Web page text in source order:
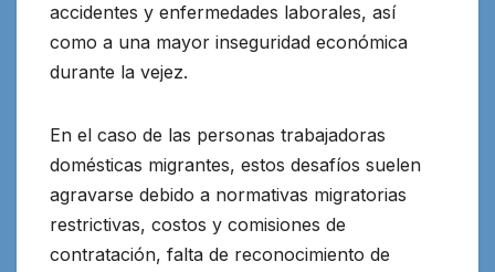
accidentes y enfermedades laborales, así
como a una mayor inseguridad económica
durante la vejez.
En el caso de las personas trabajadoras
domésticas migrantes, estos desafíos suelen
agravarse debido a normativas migratorias
restrictivas, costos y comisiones de
contratación, falta de reconocimiento de